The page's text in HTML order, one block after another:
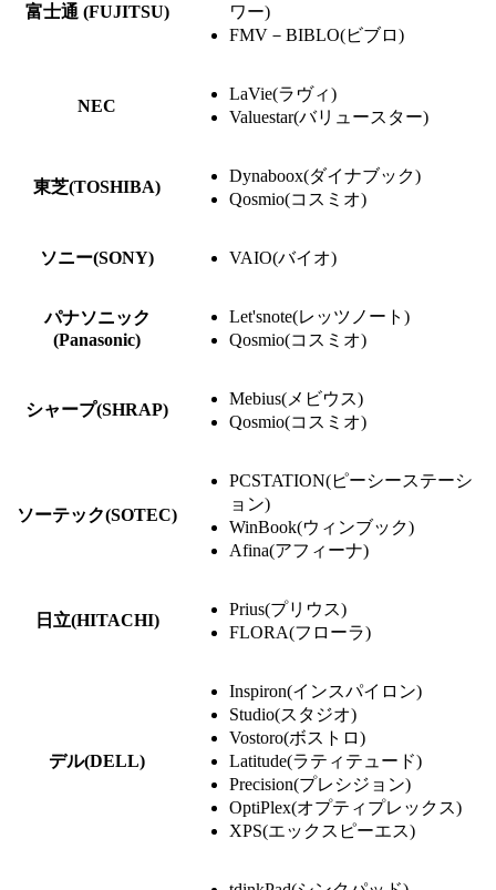
富士通 (FUJITSU)
ワー)
FMV－BIBLO(ビブロ)
NEC
LaVie(ラヴィ)
Valuestar(バリュースター)
東芝(TOSHIBA)
Dynaboox(ダイナブック)
Qosmio(コスミオ)
ソニー(SONY) VAIO(バイオ)
パナソニック
(Panasonic)
Let'snote(レッツノート)
Qosmio(コスミオ)
シャープ(SHRAP)
Mebius(メビウス)
Qosmio(コスミオ)
ソーテック(SOTEC)
PCSTATION(ピーシーステーシ
ョン)
WinBook(ウィンブック)
Afina(アフィーナ)
日立(HITACHI)
Prius(プリウス)
FLORA(フローラ)
デル(DELL)
Inspiron(インスパイロン)
Studio(スタジオ)
Vostoro(ボストロ)
Latitude(ラティテュード)
Precision(プレシジョン)
OptiPlex(オプティプレックス)
XPS(エックスピーエス)